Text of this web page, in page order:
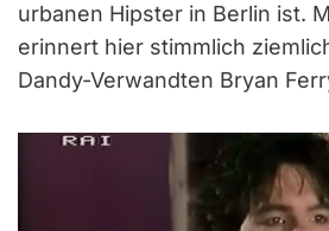
urbanen Hipster in Berlin ist.
erinnert hier stimmlich
Dandy-Verwandten Bryan